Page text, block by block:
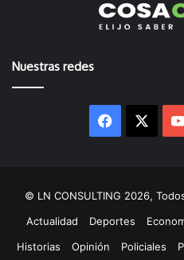
Nuestras redes
Facebook
© LN CONSULTING 2026,
Actualidad
Deportes
Historias
Opinión Policiales